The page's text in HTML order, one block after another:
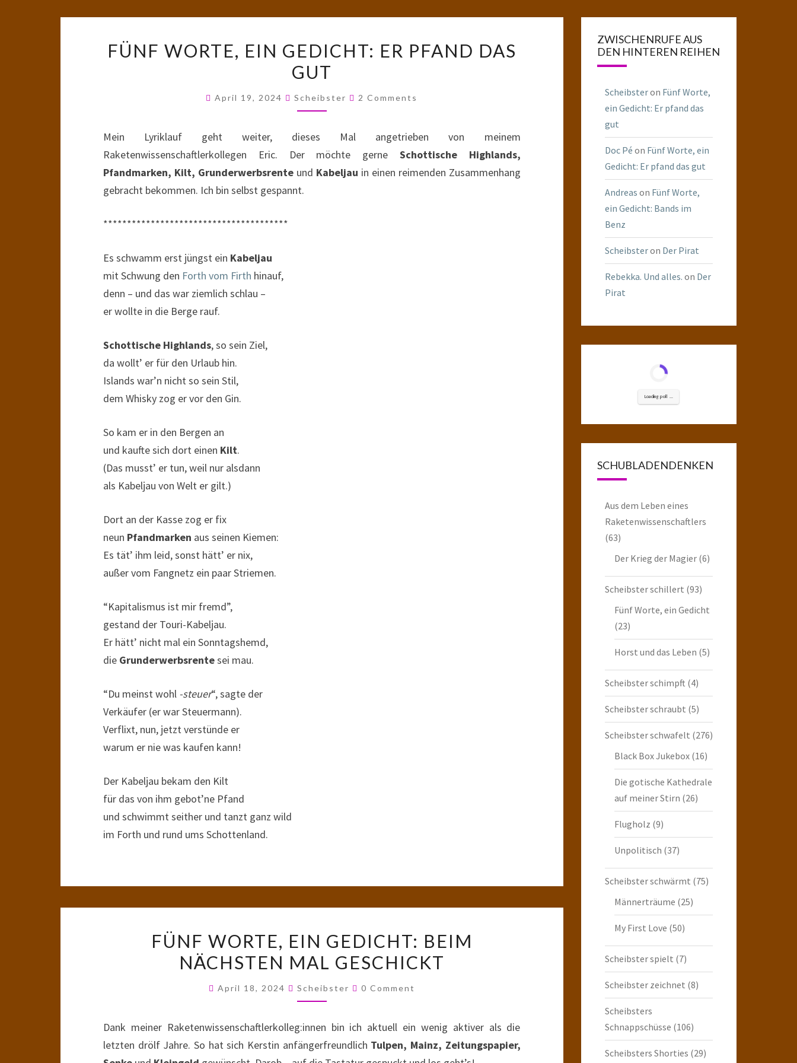
WORTE,
EIN
ER
DAS
GUT
FÜNF WORTE, EIN GEDICHT: ER PFAND DAS
GUT
April 19, 2024 Scheibster Comments
2 Comments
Mein Lyriklauf geht weiter, dieses Mal angetrieben von meinem
Raketenwissenschaftlerkollegen Eric. Der möchte gerne Schottische Highlands,
Pfandmarken, Kilt, Grunderwerbsrente und Kabeljau in einen reimenden Zusammenhang
gebracht bekommen. Ich bin selbst gespannt.
***************************************
Es schwamm erst jüngst ein Kabeljau
mit Schwung den Forth vom Firth hinauf,
denn – und das war ziemlich schlau –
er wollte in die Berge rauf.
Schottische Highlands, so sein Ziel,
da wollt’ er für den Urlaub hin.
Islands war’n nicht so sein Stil,
dem Whisky zog er vor den Gin.
So kam er in den Bergen an
und kaufte sich dort einen Kilt.
(Das musst’ er tun, weil nur alsdann
als Kabeljau von Welt er gilt.)
Dort an der Kasse zog er fix
neun Pfandmarken aus seinen Kiemen:
Es tät’ ihm leid, sonst hätt’ er nix,
außer vom Fangnetz ein paar Striemen.
“Kapitalismus ist mir fremd”,
gestand der Touri-Kabeljau.
Er hätt’ nicht mal ein Sonntagshemd,
die Grunderwerbsrentesei mau.
“Du meinst wohl -steuer“, sagte der
Verkäufer (er war Steuermann).
Verflixt, nun, jetzt verstünde er
warum er nie was kaufen kann!
Der Kabeljau bekam den Kilt
für das von ihm gebot’ne Pfand
und schwimmt seither und tanzt ganz wild
im Forth und rund ums Schottenland.
WORTE,
EIN
BEIM
MAL
GESCHICKT
FÜNF WORTE, EIN GEDICHT: BEIM
NÄCHSTEN MAL GESCHICKT
April 18, 2024 Scheibster Comments
0 Comment
Dank meiner Raketenwissenschaftlerkolleg:innen bin ich aktuell ein wenig aktiver als die
letzten drölf Jahre. So hat sich Kerstin anfängerfreundlich Tulpen, Mainz, Zeitungspapier,
ZWISCHENRUFE AUS
DEN HINTEREN REIHEN
Scheibsteron Fünf Worte,
ein Gedicht: Er pfand das
gut
Doc Pé on Fünf Worte, ein
Gedicht: Er pfand das gut
Andreas on Fünf Worte,
ein Gedicht: Bands im
Benz
Scheibsteron Der Pirat
Rebekka. Und alles. on Der
Pirat
Loading poll ...
SCHUBLADENDENKEN
Aus dem Leben eines
Raketenwissenschaftlers
(63)
Der Krieg der Magier(6)
Scheibster schillert (93)
Fünf Worte, ein Gedicht
(23)
Horst und das Leben (5)
Scheibster schimpft (4)
Scheibster schraubt (5)
Scheibster schwafelt (276)
Black Box Jukebox(16)
Die gotische Kathedrale
auf meiner Stirn (26)
Flugholz (9)
Unpolitisch (37)
Scheibster schwärmt (75)
Männerträume (25)
My First Love (50)
Scheibster spielt (7)
Scheibster zeichnet (8)
Scheibsters
Schnappschüsse (106)
Scheibsters Shorties (29)